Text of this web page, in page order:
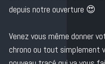
depuis notre ouverture 😍
Venez vous même donner
chrono ou tout simplement